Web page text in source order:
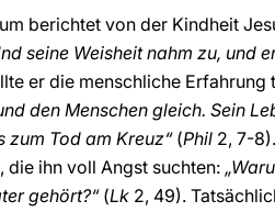
berichtet von der Kindheit
seine Weisheit nahm zu, und
er die menschliche Erfahrung
den Menschen gleich. Sein
zum Tod am Kreuz“(Phil 2, 7-
die ihn voll Angst suchten:
gehört?“(Lk 2, 49).